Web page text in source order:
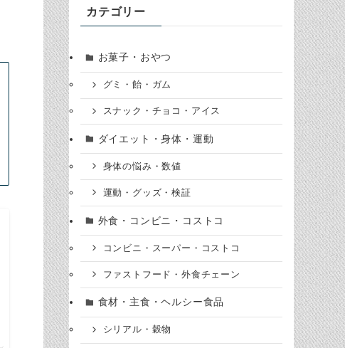
カテゴリー
お菓子・おやつ
グミ・飴・ガム
スナック・チョコ・アイス
ダイエット・身体・運動
身体の悩み・数値
運動・グッズ・検証
外食・コンビニ・コストコ
コンビニ・スーパー・コストコ
ファストフード・外食チェーン
食材・主食・ヘルシー食品
シリアル・穀物